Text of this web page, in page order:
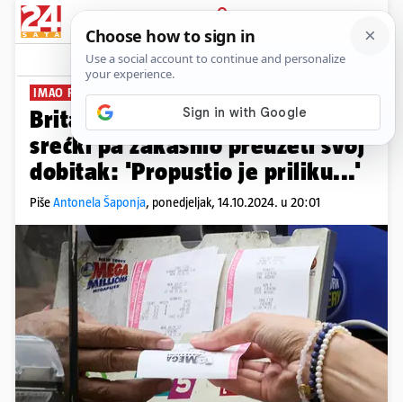
PRIJAVA
News Komentari
IMAO ROK OD 180 DANA
Britanac osvojio milijun funti na
srećki pa zakasnio preuzeti svoj
dobitak: 'Propustio je priliku...'
PišeAntonela Šaponja, ponedjeljak, 14.10.2024. u 20:01